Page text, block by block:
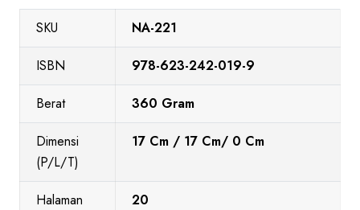
SKU NA-221
ISBN 978-623-242-019-9
Berat 360 Gram
Dimensi
(P/L/T)
17 Cm / 17 Cm/ 0 Cm
Halaman 20